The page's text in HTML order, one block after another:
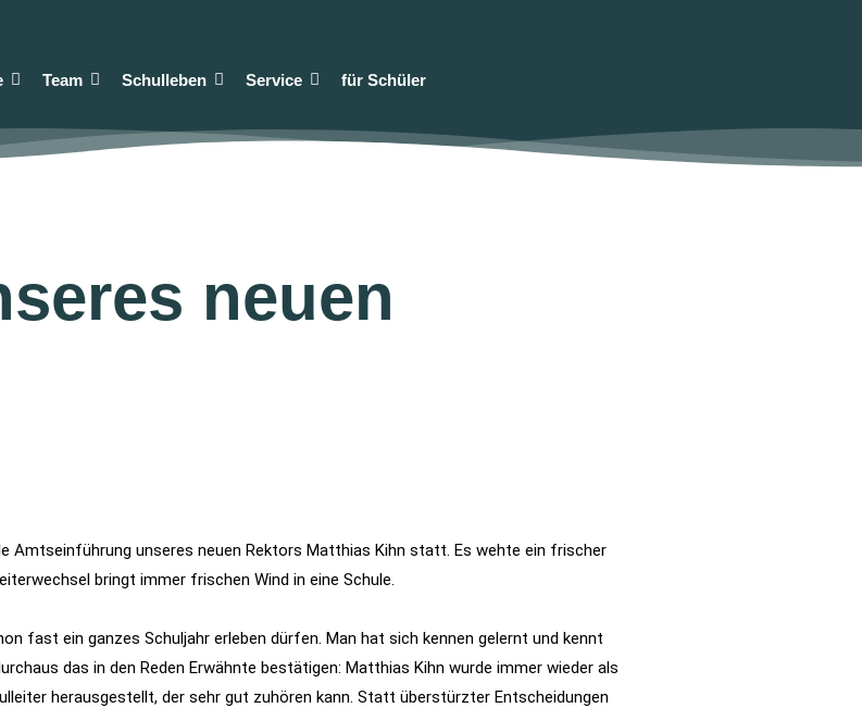
Team Schulleben Service für Schüler
neuen
Amtseinführung unseres neuen Rektors Matthias Kihn statt. Es wehte ein frischer
bringt immer frischen Wind in eine Schule.
fast ein ganzes Schuljahr erleben dürfen. Man hat sich kennen gelernt und kennt
das in den Reden Erwähnte bestätigen: Matthias Kihn wurde immer wieder als
herausgestellt, der sehr gut zuhören kann. Statt überstürzter Entscheidungen